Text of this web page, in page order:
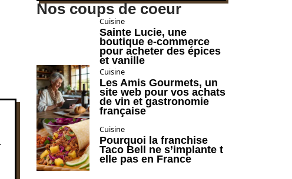
Nos coups de coeur
Cuisine
Sainte Lucie, une
boutique e-commerce
pour acheter des épices
et vanille
Cuisine
Les Amis Gourmets, un
site web pour vos achats
de vin et gastronomie
française
Cuisine
Pourquoi la franchise
Taco Bell ne s’implante t
elle pas en France